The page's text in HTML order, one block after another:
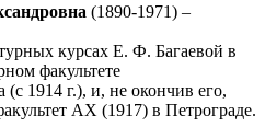
(1890-1971) –
курсах Е. Ф. Багаевой в
факультете
1914 г.), и, не окончив его,
АХ (1917) в Петрограде.